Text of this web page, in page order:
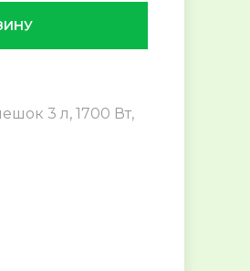
3 л, 1700 Вт,